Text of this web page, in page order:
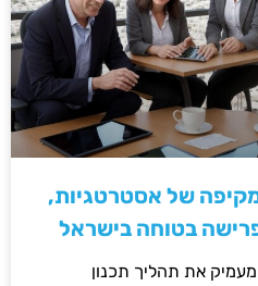
של אסטרטגיות,
בטוחה בישראל
את תהליך תכנון